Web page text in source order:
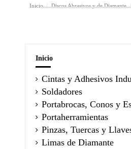
Inicio Discos Abrasivos y de Diamante
Inicio
Cintas y Adhesivos
Soldadores
Portabrocas, Conos y
Portaherramientas
Pinzas, Tuercas y
Limas de Diamante